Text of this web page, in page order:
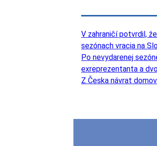
V zahraničí potvrdil,
sezónach vracia na
Po nevydarenej
exreprezentanta a
Z Česka návrat